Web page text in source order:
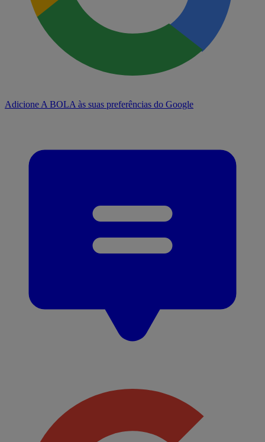
Adicione A BOLA às suas preferências do Google